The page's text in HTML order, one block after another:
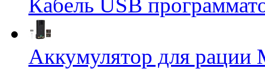
Кабель USB
Аккумулятор для рации